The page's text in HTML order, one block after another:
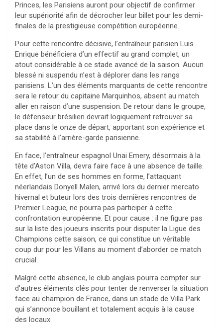
Princes, les Parisiens auront pour objectif de confirmer
leur supériorité afin de décrocher leur billet pour les demi-
finales de la prestigieuse compétition européenne.
Pour cette rencontre décisive, l’entraîneur parisien Luis
Enrique bénéficiera d’un effectif au grand complet, un
atout considérable à ce stade avancé de la saison. Aucun
blessé ni suspendu n’est à déplorer dans les rangs
parisiens. L’un des éléments marquants de cette rencontre
sera le retour du capitaine Marquinhos, absent au match
aller en raison d’une suspension. De retour dans le groupe,
le défenseur brésilien devrait logiquement retrouver sa
place dans le onze de départ, apportant son expérience et
sa stabilité à l’arrière-garde parisienne.
En face, l’entraîneur espagnol Unai Emery, désormais à la
tête d’Aston Villa, devra faire face à une absence de taille.
En effet, l’un de ses hommes en forme, l’attaquant
néerlandais Donyell Malen, arrivé lors du dernier mercato
hivernal et buteur lors des trois dernières rencontres de
Premier League, ne pourra pas participer à cette
confrontation européenne. Et pour cause : il ne figure pas
sur la liste des joueurs inscrits pour disputer la Ligue des
Champions cette saison, ce qui constitue un véritable
coup dur pour les Villans au moment d’aborder ce match
crucial.
Malgré cette absence, le club anglais pourra compter sur
d’autres éléments clés pour tenter de renverser la situation
face au champion de France, dans un stade de Villa Park
qui s’annonce bouillant et totalement acquis à la cause
des locaux.